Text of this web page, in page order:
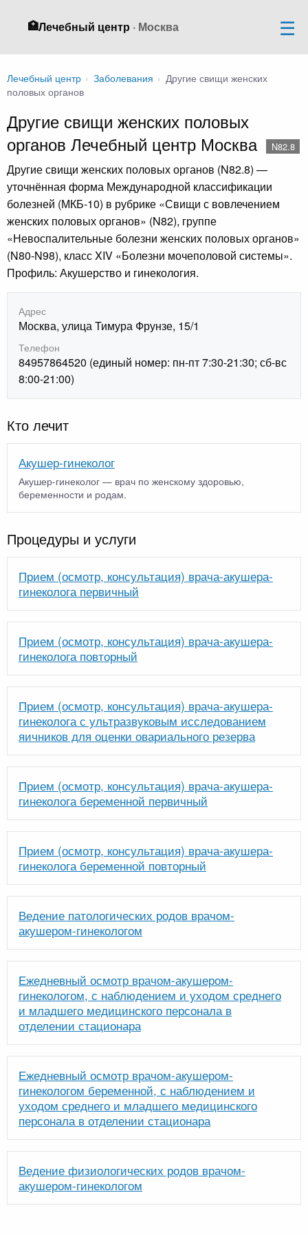
🏥Лечебный центр · Москва
Лечебный центр › Заболевания › Другие свищи женских
половых органов
Другие свищи женских половых
органов Лечебный центр Москва
N82.8
Другие свищи женских половых органов (N82.8) —
уточнённая форма Международной классификации
болезней (МКБ-10) в рубрике «Свищи с вовлечением
женских половых органов» (N82), группе
«Невоспалительные болезни женских половых органов»
(N80-N98), класс XIV «Болезни мочеполовой системы».
Профиль: Акушерство и гинекология.
Адрес
Москва, улица Тимура Фрунзе, 15/1
Телефон
84957864520 (единый номер: пн-пт 7:30-21:30; сб-вс
8:00-21:00)
Кто лечит
Акушер-гинеколог
Акушер-гинеколог — врач по женскому здоровью,
беременности и родам.
Процедуры и услуги
Прием (осмотр, консультация) врача-акушера-
гинеколога первичный
Прием (осмотр, консультация) врача-акушера-
гинеколога повторный
Прием (осмотр, консультация) врача-акушера-
гинеколога с ультразвуковым исследованием
яичников для оценки овариального резерва
Прием (осмотр, консультация) врача-акушера-
гинеколога беременной первичный
Прием (осмотр, консультация) врача-акушера-
гинеколога беременной повторный
Ведение патологических родов врачом-
акушером-гинекологом
Ежедневный осмотр врачом-акушером-
гинекологом, с наблюдением и уходом среднего
и младшего медицинского персонала в
отделении стационара
Ежедневный осмотр врачом-акушером-
гинекологом беременной, с наблюдением и
уходом среднего и младшего медицинского
персонала в отделении стационара
Ведение физиологических родов врачом-
акушером-гинекологом